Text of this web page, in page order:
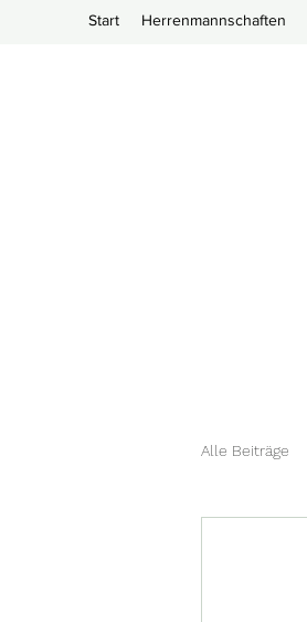
Start Herrenmannschaften
Alle Beiträge